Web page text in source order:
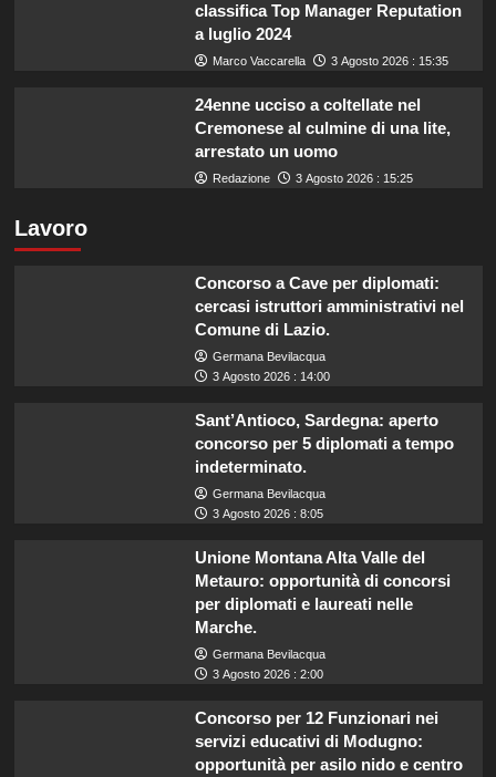
classifica Top Manager Reputation
a luglio 2024
Marco Vaccarella 3 Agosto 2026 : 15:35
24enne ucciso a coltellate nel
Cremonese al culmine di una lite,
arrestato un uomo
Redazione 3 Agosto 2026 : 15:25
Lavoro
Concorso a Cave per diplomati:
cercasi istruttori amministrativi nel
Comune di Lazio.
Germana Bevilacqua
3 Agosto 2026 : 14:00
Sant’Antioco, Sardegna: aperto
concorso per 5 diplomati a tempo
indeterminato.
Germana Bevilacqua
3 Agosto 2026 : 8:05
Unione Montana Alta Valle del
Metauro: opportunità di concorsi
per diplomati e laureati nelle
Marche.
Germana Bevilacqua
3 Agosto 2026 : 2:00
Concorso per 12 Funzionari nei
servizi educativi di Modugno:
opportunità per asilo nido e centro